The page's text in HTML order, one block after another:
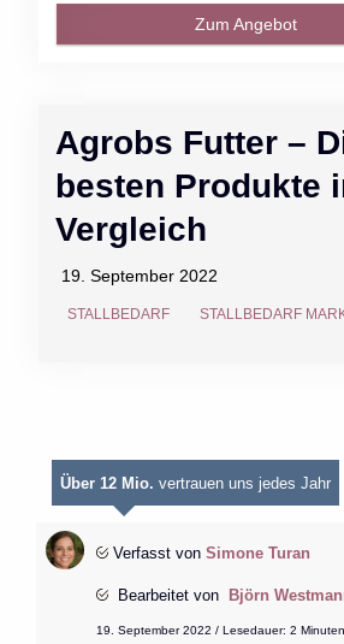
Agrobs Futter –
besten Produkte
Vergleich
19. September 2022
STALLBEDARF STALLBEDARF
Zum Angebot
Über 12 Mio. vertrauen uns jedes Jahr
Verfasst von Simone Turan
Bearbeitet von Björn
19. September 2022 / Lesedauer: 2 Minuten